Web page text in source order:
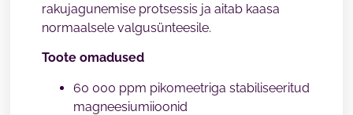
rakujagunemise protsessis ja aitab kaasa
normaalsele valgusünteesile.
Toote omadused
60 000 ppm pikomeetriga stabiliseeritud
magneesiumiioonid